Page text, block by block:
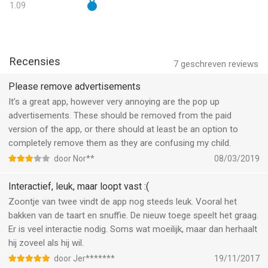
1.09
7 geschreven reviews
Recensies
Please remove advertisements
It’s a great app, however very annoying are the pop up
advertisements. These should be removed from the paid
version of the app, or there should at least be an option to
completely remove them as they are confusing my child.
door Nor** 08/03/2019
Interactief, leuk, maar loopt vast :(
Zoontje van twee vindt de app nog steeds leuk. Vooral het
bakken van de taart en snuffie. De nieuw toege speelt het graag.
Er is veel interactie nodig. Soms wat moeilijk, maar dan herhaalt
hij zoveel als hij wil.
door Jer******* 19/11/2017